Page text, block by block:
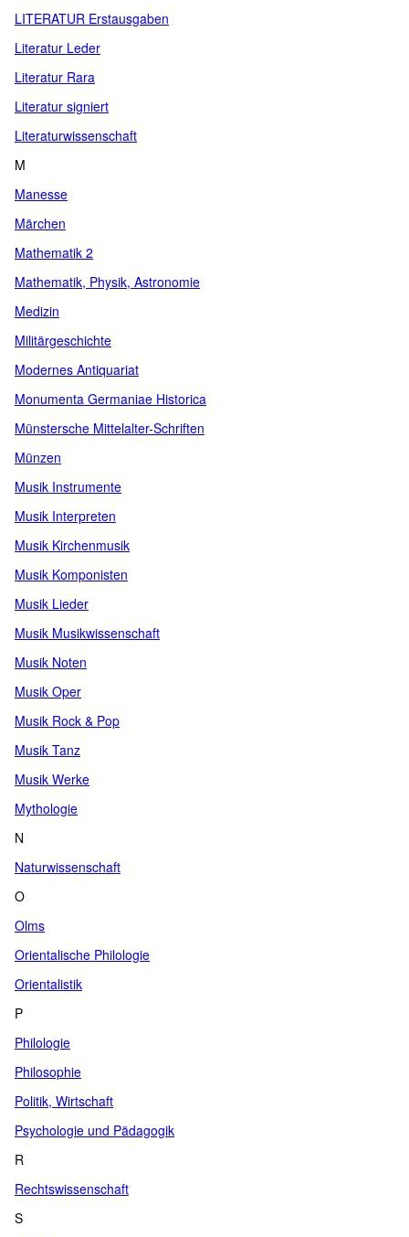
LITERATUR Erstausgaben
Literatur Leder
Literatur Rara
Literatur signiert
Literaturwissenschaft
M
Manesse
Märchen
Mathematik 2
Mathematik, Physik, Astronomie
Medizin
Militärgeschichte
Modernes Antiquariat
Monumenta Germaniae Historica
Münstersche Mittelalter-Schriften
Münzen
Musik Instrumente
Musik Interpreten
Musik Kirchenmusik
Musik Komponisten
Musik Lieder
Musik Musikwissenschaft
Musik Noten
Musik Oper
Musik Rock & Pop
Musik Tanz
Musik Werke
Mythologie
N
Naturwissenschaft
O
Olms
Orientalische Philologie
Orientalistik
P
Philologie
Philosophie
Politik, Wirtschaft
Psychologie und Pädagogik
R
Rechtswissenschaft
S